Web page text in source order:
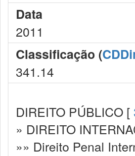
Data
2011
Classificação (
341.14
DIREITO PÚBLICO [
» DIREITO
»» Direito Penal